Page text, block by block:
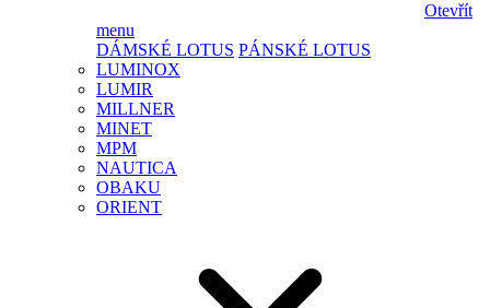
Otevřít
menu
DÁMSKÉ LOTUS PÁNSKÉ LOTUS
LUMINOX
LUMIR
MILLNER
MINET
MPM
NAUTICA
OBAKU
ORIENT